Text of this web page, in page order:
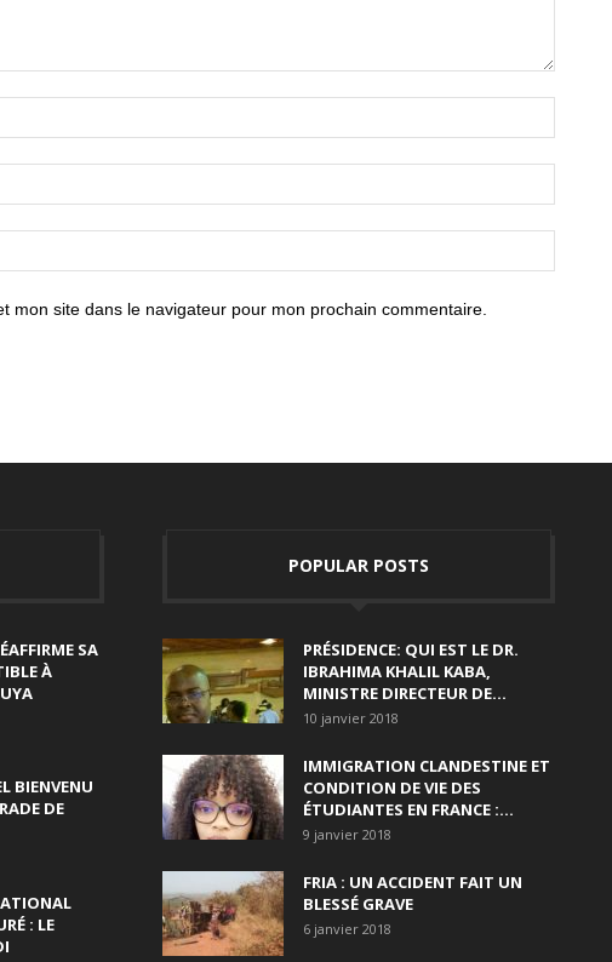
mon site dans le navigateur pour mon prochain commentaire.
SA
À
BIENVENU
DE
: LE
POPULAR POSTS
PRÉSIDENCE: QUI EST LE DR.
IBRAHIMA KHALIL KABA,
MINISTRE DIRECTEUR DE...
10 janvier 2018
IMMIGRATION CLANDESTINE ET
CONDITION DE VIE DES
ÉTUDIANTES EN FRANCE :...
9 janvier 2018
FRIA : UN ACCIDENT FAIT UN
BLESSÉ GRAVE
6 janvier 2018